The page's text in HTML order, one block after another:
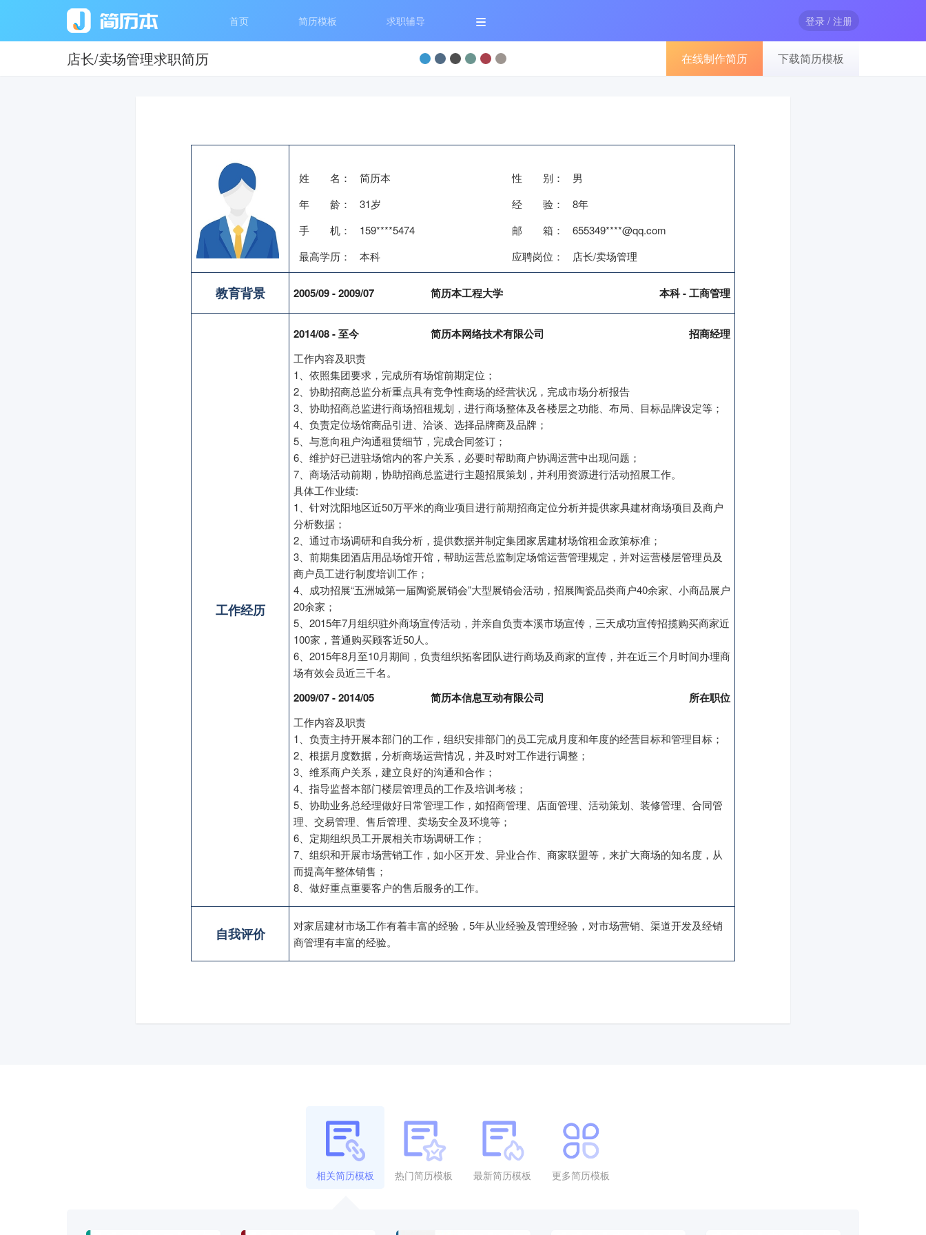
首页 简历模板 求职辅导 登录 / 注册
店长/卖场管理求职简历 在线制作简历 下载简历模板
姓 名： 简历本 性 别：
男
年 龄：
31岁 经 验：
8年
手 机：
159****5474 邮 箱：
655349****@qq.com
最高学历：
本科 应聘岗位： 店长/卖场管理
教育背景 2005/09 - 2009/07 简历本工程大学 本科 - 工商管理
工作经历
2014/08 - 至今 简历本网络技术有限公司 招商经理
工作内容及职责
1、依照集团要求，完成所有场馆前期定位；
2、协助招商总监分析重点具有竞争性商场的经营状况，完成市场分析报告
3、协助招商总监进行商场招租规划，进行商场整体及各楼层之功能、布局、目标品牌设定等；
4、负责定位场馆商品引进、洽谈、选择品牌商及品牌；
5、与意向租户沟通租赁细节，完成合同签订；
6、维护好已进驻场馆内的客户关系，必要时帮助商户协调运营中出现问题；
7、商场活动前期，协助招商总监进行主题招展策划，并利用资源进行活动招展工作。
具体工作业绩:
1、针对沈阳地区近50万平米的商业项目进行前期招商定位分析并提供家具建材商场项目及商户
分析数据；
2、通过市场调研和自我分析，提供数据并制定集团家居建材场馆租金政策标准；
3、前期集团酒店用品场馆开馆，帮助运营总监制定场馆运营管理规定，并对运营楼层管理员及
商户员工进行制度培训工作；
4、成功招展“五洲城第一届陶瓷展销会”大型展销会活动，招展陶瓷品类商户40余家、小商品展户
20余家；
5、2015年7月组织驻外商场宣传活动，并亲自负责本溪市场宣传，三天成功宣传招揽购买商家近
100家，普通购买顾客近50人。
6、2015年8月至10月期间，负责组织拓客团队进行商场及商家的宣传，并在近三个月时间办理商
场有效会员近三千名。
2009/07 - 2014/05 简历本信息互动有限公司 所在职位
工作内容及职责
1、负责主持开展本部门的工作，组织安排部门的员工完成月度和年度的经营目标和管理目标；
2、根据月度数据，分析商场运营情况，并及时对工作进行调整；
3、维系商户关系，建立良好的沟通和合作；
4、指导监督本部门楼层管理员的工作及培训考核；
5、协助业务总经理做好日常管理工作，如招商管理、店面管理、活动策划、装修管理、合同管
理、交易管理、售后管理、卖场安全及环境等；
6、定期组织员工开展相关市场调研工作；
7、组织和开展市场营销工作，如小区开发、异业合作、商家联盟等，来扩大商场的知名度，从
而提高年整体销售；
8、做好重点重要客户的售后服务的工作。
自我评价
对家居建材市场工作有着丰富的经验，5年从业经验及管理经验，对市场营销、渠道开发及经销
商管理有丰富的经验。
相关简历模板 热门简历模板 最新简历模板 更多简历模板